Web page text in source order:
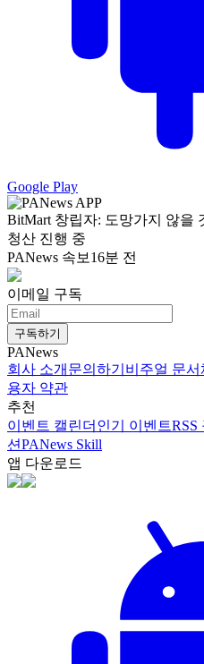
Google Play
BitMart 창립자: 도망가지 않을
청산 진행 중
PANews 속보 16분 전
이메일 구독
구독하기
PANews
회사 소개 문의하기 비주얼 문서
용자 약관
추천
이벤트 캘린더 인기 이벤트RSS
션PANews Skill
앱 다운로드